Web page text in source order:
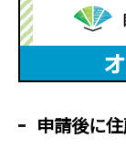
申請後に